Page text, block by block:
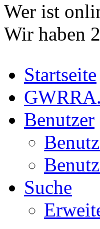
Wer ist
Wir haben
Startseite
Benutzer
Suche